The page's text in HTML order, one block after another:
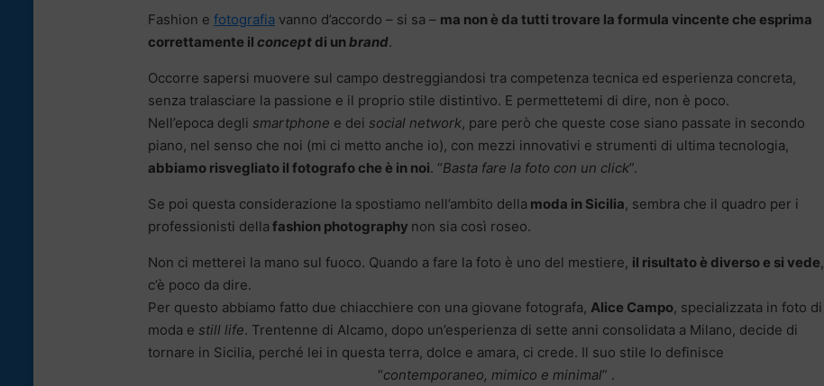
Fashion e fotografia vanno d’accordo – si sa – ma non è da tutti trovare la formula vincente che esprima
correttamente il concept di unbrand.
Occorre sapersi muovere sul campo destreggiandosi tra competenza tecnica ed esperienza concreta,
senza tralasciare la passione e il proprio stile distintivo. E permettetemi di dire, non è poco.
Nell’epoca degli smartphone e dei social network, pare però che queste cose siano passate in secondo
piano, nel senso che noi (mi ci metto anche io), con mezzi innovativi e strumenti di ultima tecnologia,
abbiamo risvegliato il fotografo che è in noi. “Basta fare la foto con un click”.
Se poi questa considerazione la spostiamo nell’ambito della moda in Sicilia, sembra che il quadro per i
professionisti della fashion photography non sia così roseo.
Non ci metterei la mano sul fuoco. Quando a fare la foto è uno del mestiere, il risultato è diverso e si vede,
c’è poco da dire.
Per questo abbiamo fatto due chiacchiere con una giovane fotografa, Alice Campo, specializzata in foto di
moda e still life. Trentenne di Alcamo, dopo un’esperienza di sette anni consolidata a Milano, decide di
tornare in Sicilia, perché lei in questa terra, dolce e amara, ci crede. Il suo stile lo definisce
“contemporaneo, mimico e minimal” .